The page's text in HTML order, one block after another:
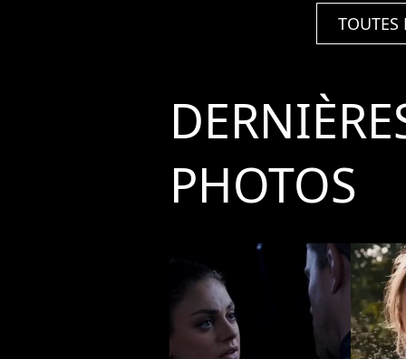
TOUTES
PHOTOS